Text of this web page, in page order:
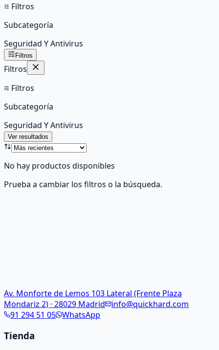
Filtros
Subcategoría
Seguridad Y Antivirus
Filtros
Filtros
Filtros
Subcategoría
Seguridad Y Antivirus
Ver resultados
No hay productos disponibles
Prueba a cambiar los filtros o la búsqueda.
Av. Monforte de Lemos 103 Lateral (Frente Plaza
Mondariz 2) · 28029 Madrid
info@quickhard.com
91 294 51 05 WhatsApp
Tienda